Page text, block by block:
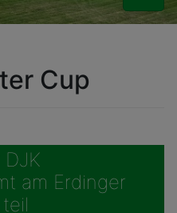
Cup
am Erdinger